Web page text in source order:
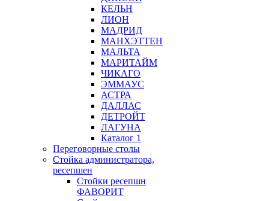
КЕЛЬН
ЛИОН
МАДРИД
МАНХЭТТЕН
МАЛЬТА
МАРИТАЙМ
ЧИКАГО
ЭММАУС
АСТРА
ДАЛЛАС
ДЕТРОЙТ
ЛАГУНА
Каталог 1
Переговорные столы
Стойка администратора,
ресепшен
Стойки ресепшн
ФАВОРИТ